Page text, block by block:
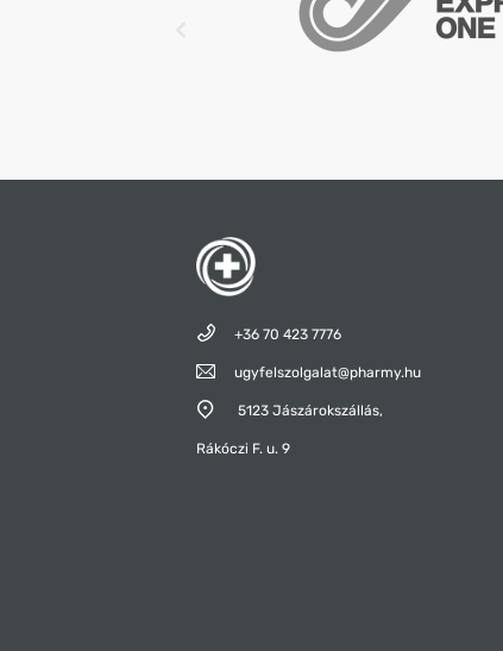
+36 70 423 7776
ugyfelszolgalat@pharmy.hu
5123 Jászárokszállás,
Rákóczi F. u. 9